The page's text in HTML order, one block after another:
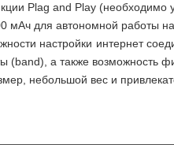
Plag and Play (необходимо
мАч для автономной работы
настройки интернет
(band), а также возможность
небольшой вес и